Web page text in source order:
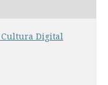
Cultura Digital